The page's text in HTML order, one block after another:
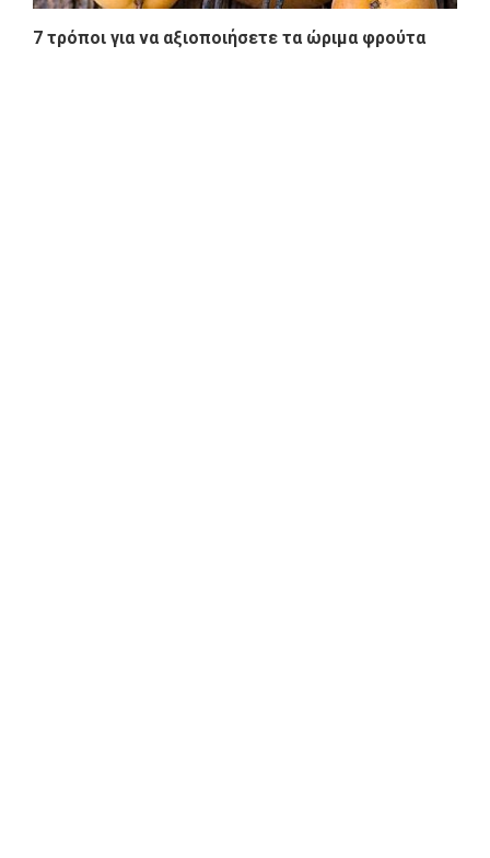
7 τρόποι για να αξιοποιήσετε τα ώριμα φρούτα